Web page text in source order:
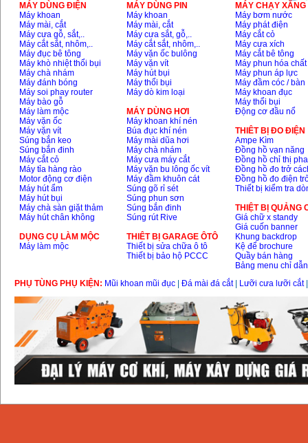
MÁY DÙNG ĐIỆN
Máy khoan
Máy mài, cắt
Máy cưa gỗ, sắt,..
Máy cắt sắt, nhôm,..
Máy đục bê tông
Máy khò nhiệt thổi bụi
Máy chà nhám
Máy đánh bóng
Máy soi phay router
Máy bào gỗ
Máy làm mộc
Máy vặn ốc
Máy vặn vít
Súng bắn keo
Súng bắn đinh
Máy cắt cỏ
Máy tỉa hàng rào
Motor động cơ điện
Máy hút ẩm
Máy hút bụi
Máy chà sàn giặt thảm
Máy hút chân không
DỤNG CỤ LÀM MỘC
Máy làm mộc
MÁY DÙNG PIN
Máy khoan
Máy mài, cắt
Máy cưa sắt, gỗ,..
Máy cắt sắt, nhôm,..
Máy vặn ốc bulông
Máy vặn vít
Máy hút bụi
Máy thổi bụi
Máy dò kim loại
MÁY DÙNG HƠI
Máy khoan khí nén
Búa đục khí nén
Máy mài dũa hơi
Máy chà nhám
Máy cưa máy cắt
Máy vặn bu lông ốc vít
Máy đầm khuôn cát
Súng gõ rỉ sét
Súng phun sơn
Súng bắn đinh
Súng rút Rive
THIÊT BỊ GARAGE ÔTÔ
Thiết bị sửa chữa ô tô
Thiết bị bảo hộ PCCC
MÁY CHẠY
Máy bơm nước
Máy phát điện
Máy cắt cỏ
Máy cưa xích
Máy cắt bê tông
Máy phun hóa chất
Máy phun áp lực
Máy đầm cóc / bàn
Máy khoan đục
Máy thổi bụi
Động cơ đầu nổ
THIÊT BỊ ĐO ĐIỆN
Ampe Kìm
Đồng hồ vạn năng
Đồng hồ chỉ thị pha
Đồng hồ đo trở
Đồng hồ đo điện
Thiết bị kiểm tra
THIỆT BỊ QUẢNG
Giá chữ x standy
Giá cuốn banner
Khung backdrop
Kệ để brochure
Quầy bán hàng
Bảng menu chỉ dẫn
PHỤ TÙNG PHỤ KIỆN: Mũi khoan mũi đục Đá mài đá cắt| Lưỡi cưa lưỡi cắt